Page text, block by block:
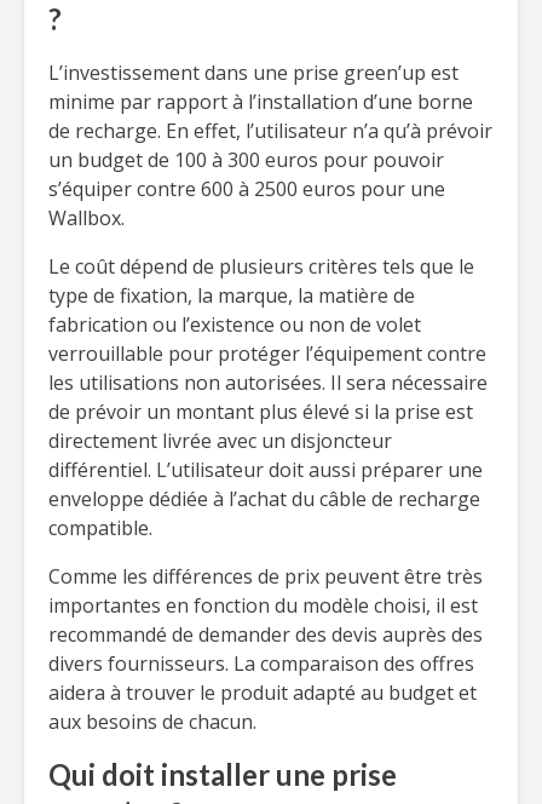
?
L’investissement dans une prise green’up est
minime par rapport à l’installation d’une borne
de recharge. En effet, l’utilisateur n’a qu’à prévoir
un budget de 100 à 300 euros pour pouvoir
s’équiper contre 600 à 2500 euros pour une
Wallbox.
Le coût dépend de plusieurs critères tels que le
type de fixation, la marque, la matière de
fabrication ou l’existence ou non de volet
verrouillable pour protéger l’équipement contre
les utilisations non autorisées. Il sera nécessaire
de prévoir un montant plus élevé si la prise est
directement livrée avec un disjoncteur
différentiel. L’utilisateur doit aussi préparer une
enveloppe dédiée à l’achat du câble de recharge
compatible.
Comme les différences de prix peuvent être très
importantes en fonction du modèle choisi, il est
recommandé de demander des devis auprès des
divers fournisseurs. La comparaison des offres
aidera à trouver le produit adapté au budget et
aux besoins de chacun.
Qui doit installer une prise